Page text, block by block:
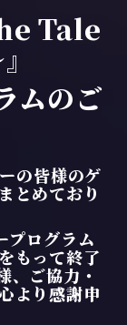
Tale
ムのご
の皆様のゲ
とめており
プログラム
をもって終了
、ご協力・
より感謝申